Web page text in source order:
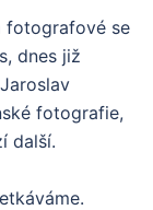
fotografové se
dnes již
fotografie,
další.